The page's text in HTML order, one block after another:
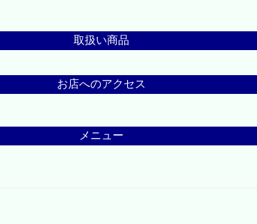
取扱い商品
お店へのアクセス
メニュー